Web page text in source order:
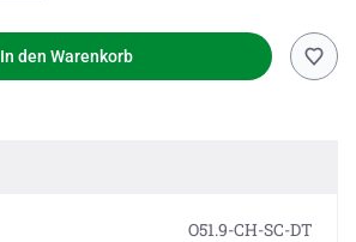
In den Warenkorb
O51.9-CH-SC-DT